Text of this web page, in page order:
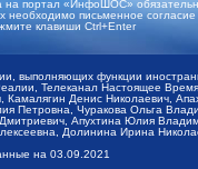
на портал «ИнфоШОС»
необходимо письменное
клавиши Ctrl+Enter
выполняющих функции
Телеканал Настоящее
Денис Николаевич,
Петровна, Чуракова Ольга
Апухтина Юлия
Долинина Ирина
на 03.09.2021